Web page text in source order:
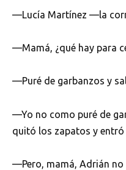
—Lucía Martínez —la
—Mamá, ¿qué hay para
—Puré de garbanzos y
—Yo no como puré de
quitó los zapatos y entró
—Pero, mamá, Adrián